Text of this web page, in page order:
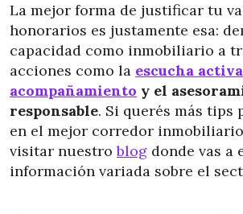
La mejor forma de justificar tu
honorarios es justamente esa:
capacidad como inmobiliario a
acciones como la escucha
acompañamiento y el
responsable. Si querés más tips
en el mejor corredor
visitar nuestroblog donde vas a
información variada sobre el